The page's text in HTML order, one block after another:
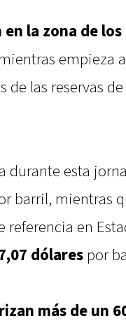
la zona de los
empieza a
las reservas
durante esta
barril, mientras
referencia en
dólares por
más de un